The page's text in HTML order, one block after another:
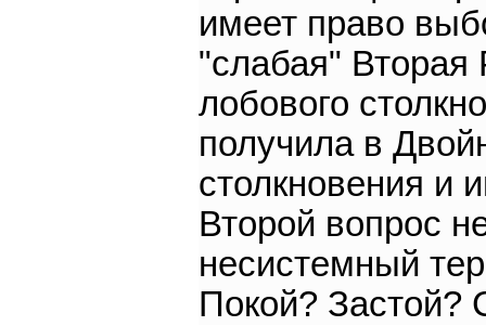
имеет право
"слабая" Вторая
лобового
получила в
столкновения и
Второй вопрос
несистемный
Покой? Застой?